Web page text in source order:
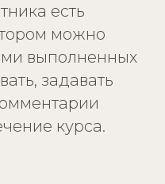
есть
можно
выполненных
задавать
курса.